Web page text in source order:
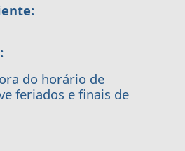
do horário de
feriados e finais de